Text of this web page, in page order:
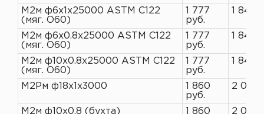
М2м ф6х1х25000 ASTM C122
(мяг. O60)
1 777
руб.
1 845
М2м ф6х0.8х25000 ASTM C122
(мяг. O60)
1 777
руб.
1 845
М2м ф10х0.8х25000 ASTM C122
(мяг. O60)
1 777
руб.
1 845
М2Рм ф18х1х3000
1 860
руб.
2 021
М2м ф10х0,8 (бухта)
1 860
2 021